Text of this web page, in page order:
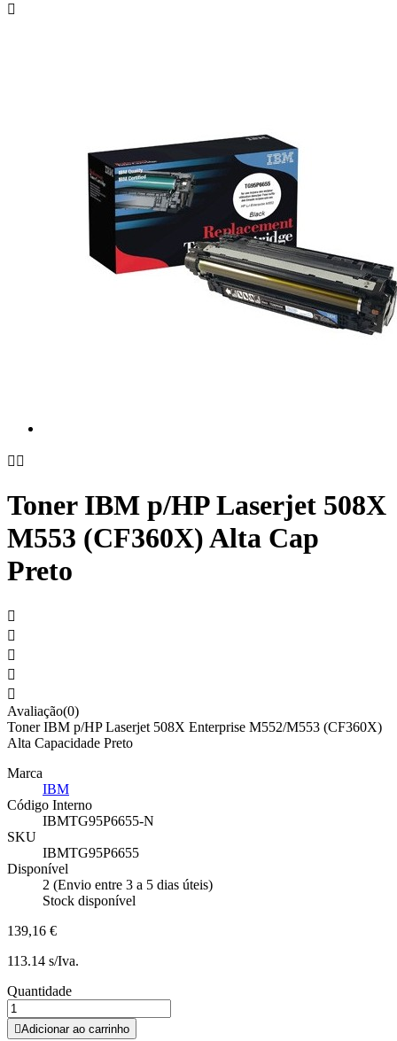

 
Toner IBM p/HP Laserjet 508X
M553 (CF360X) Alta Cap
Preto





Avaliação(0)
Toner IBM p/HP Laserjet 508X Enterprise M552/M553 (CF360X)
Alta Capacidade Preto
Marca
IBM
Código Interno
IBMTG95P6655-N
SKU
IBMTG95P6655
Disponível
2 (Envio entre 3 a 5 dias úteis)
Stock disponível
139,16 €
113.14 s/Iva.
Quantidade
Adicionar ao carrinho